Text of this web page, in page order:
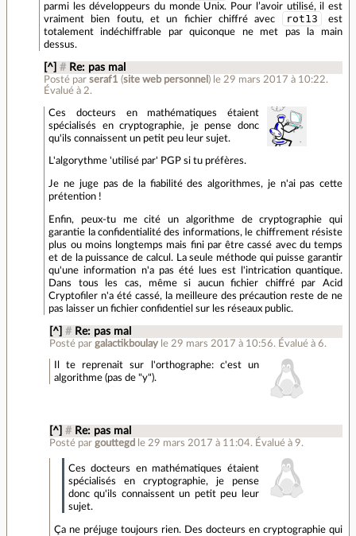
parmi les développeurs du monde Unix. Pour l’avoir utilisé, il est
vraiment bien foutu, et un fichier chiffré avec
rot13
est
totalement indéchiffrable par quiconque ne met pas la main
dessus.
[^] # Re: pas mal
Posté parseraf1 (site web personnel ) le 29 mars 2017 à 10:22.
Évalué à 2.
Ces docteurs en mathématiques étaient
spécialisés en cryptographie, je pense donc
qu'ils connaissent un petit peu leur sujet.
L'algorythme 'utilisé par' PGP si tu préfères.
Je ne juge pas de la fiabilité des algorithmes, je n'ai pas cette
prétention !
Enfin, peux-tu me cité un algorithme de cryptographie qui
garantie la confidentialité des informations, le chiffrement résiste
plus ou moins longtemps mais fini par être cassé avec du temps
et de la puissance de calcul. La seule méthode qui puisse garantir
qu'une information n'a pas été lues est l'intrication quantique.
Dans tous les cas, même si aucun fichier chiffré par Acid
Cryptofiler n'a été cassé, la meilleure des précaution reste de ne
pas laisser un fichier confidentiel sur les réseaux public.
[^] # Re: pas mal
Posté par galactikboulay le 29 mars 2017 à 10:56. Évalué à 6.
Il te reprenait sur l'orthographe: c'est un
algorithme (pas de "y").
[^] # Re: pas mal
Posté par gouttegd le 29 mars 2017 à 11:04. Évalué à 9.
Ces docteurs en mathématiques étaient
spécialisés en cryptographie, je pense
donc qu'ils connaissent un petit peu leur
sujet.
Ça ne préjuge toujours rien. Des docteurs en cryptographie qui